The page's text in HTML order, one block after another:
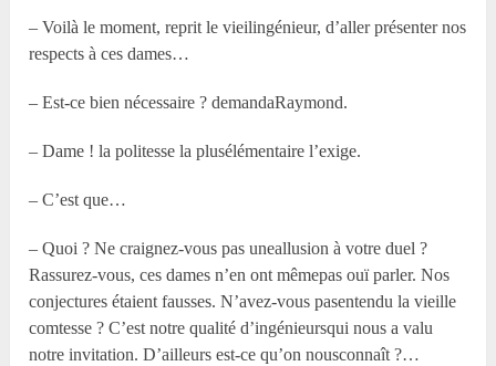
– Voilà le moment, reprit le vieilingénieur, d’aller présenter nos
respects à ces dames…
– Est-ce bien nécessaire ? demandaRaymond.
– Dame ! la politesse la plusélémentaire l’exige.
– C’est que…
– Quoi ? Ne craignez-vous pas uneallusion à votre duel ?
Rassurez-vous, ces dames n’en ont mêmepas ouï parler. Nos
conjectures étaient fausses. N’avez-vous pasentendu la vieille
comtesse ? C’est notre qualité d’ingénieursqui nous a valu
notre invitation. D’ailleurs est-ce qu’on nousconnaît ?…